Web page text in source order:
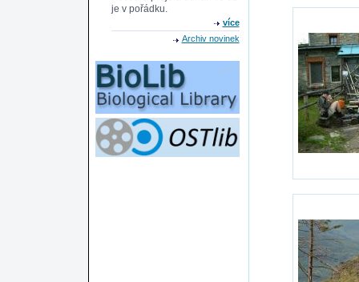
je v pořádku.
více
Archiv novinek